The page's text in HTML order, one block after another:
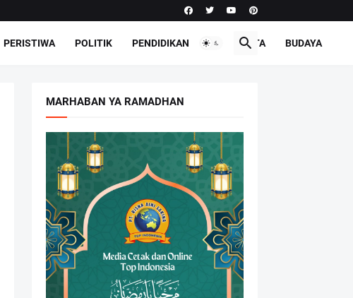
PERISTIWA POLITIK PENDIDIKAN PARIWISATA BUDAYA
MARHABAN YA RAMADHAN